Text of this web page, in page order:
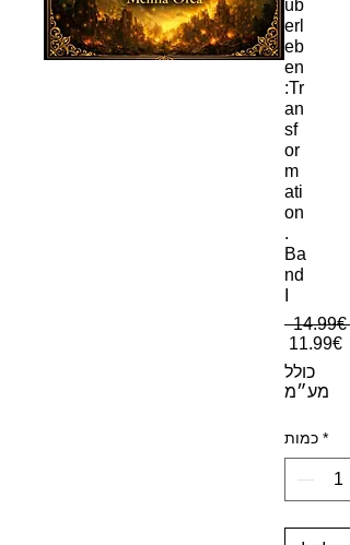
üb
erl
eb
en
:Tr
an
sf
or
m
ati
on
.
Ba
nd
‏14.99 ‏€
‏11.99 ‏€
כולל
מע״מ
כמות *